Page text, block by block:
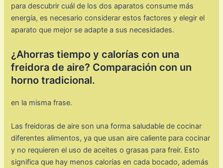
para descubrir cuál de los dos aparatos consume más
energía, es necesario considerar estos factores y elegir el
aparato que mejor se adapte a sus necesidades.
¿Ahorras tiempo y calorías con una
freidora de aire? Comparación con un
horno tradicional.
en la misma frase.
Las freidoras de aire son una forma saludable de cocinar
diferentes alimentos, ya que usan aire caliente para cocinar
y no requieren el uso de aceites o grasas para freír. Esto
significa que hay menos calorías en cada bocado, además